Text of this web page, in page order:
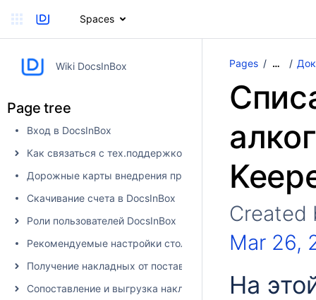
Spaces
Wiki DocsInBox
Page tree
Вход в DocsInBox
Как связаться с тех.поддержкой
Дорожные карты внедрения продуктов
Скачивание счета в DocsInBox
Роли пользователей DocsInBox
Рекомендуемые настройки столбцов
Получение накладных от поставщика в DocsInBox
Сопоставление и выгрузка накладных в учетную систему
Pages …
Mar 26,
На